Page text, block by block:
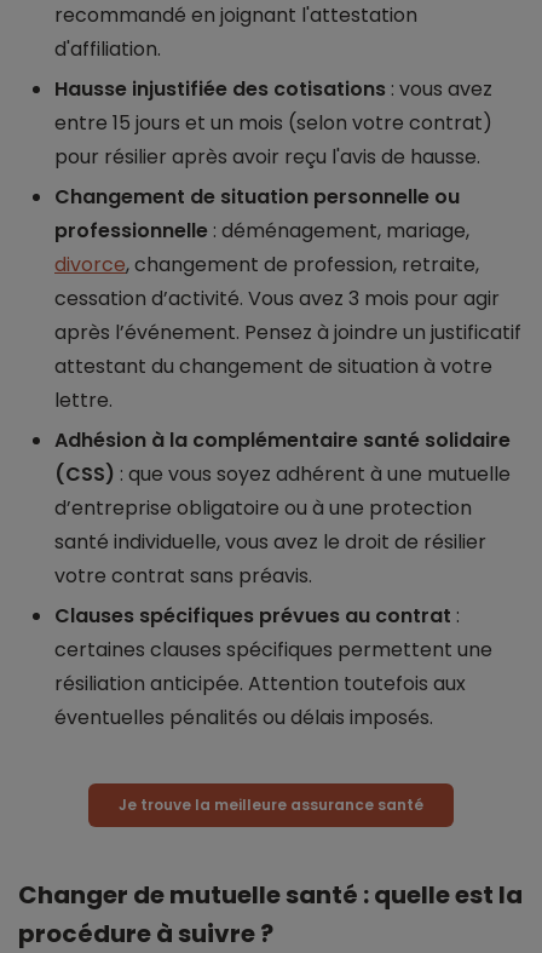
recommandé en joignant l'attestation
d'affiliation.
Hausse injustifiée des cotisations : vous avez
entre 15 jours et un mois (selon votre contrat)
pour résilier après avoir reçu l'avis de hausse.
Changement de situation personnelle ou
professionnelle : déménagement, mariage,
divorce, changement de profession, retraite,
cessation d’activité. Vous avez 3 mois pour agir
après l’événement. Pensez à joindre un justificatif
attestant du changement de situation à votre
lettre.
Adhésion à la complémentaire santé solidaire
(CSS) : que vous soyez adhérent à une mutuelle
d’entreprise obligatoire ou à une protection
santé individuelle, vous avez le droit de résilier
votre contrat sans préavis.
Clauses spécifiques prévues au contrat :
certaines clauses spécifiques permettent une
résiliation anticipée. Attention toutefois aux
éventuelles pénalités ou délais imposés.
Je trouve la meilleure assurance santé
Changer de mutuelle santé : quelle est la
procédure à suivre ?